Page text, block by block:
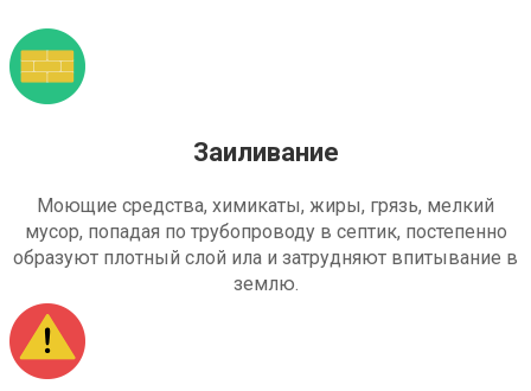
Заиливание
Моющие средства, химикаты, жиры, грязь, мелкий
мусор, попадая по трубопроводу в септик, постепенно
образуют плотный слой ила и затрудняют впитывание в
землю.